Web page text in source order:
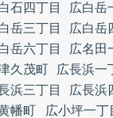
石四丁目
広白岳
岳三丁目
広白岳
岳六丁目
広名田
久茂町
広長浜一
浜三丁目
広長浜
幡町
広小坪一丁